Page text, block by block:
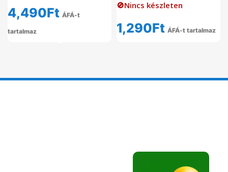
4,490Ft ÁFÁ-t
tartalmaz
🚫Nincs készleten
1,290Ft ÁFÁ-t tartalmaz